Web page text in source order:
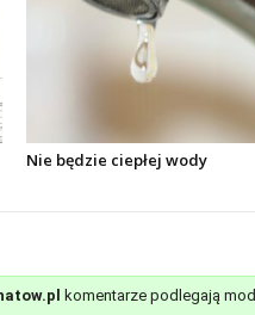
Nie będzie ciepłej wody
komentarze podlegają